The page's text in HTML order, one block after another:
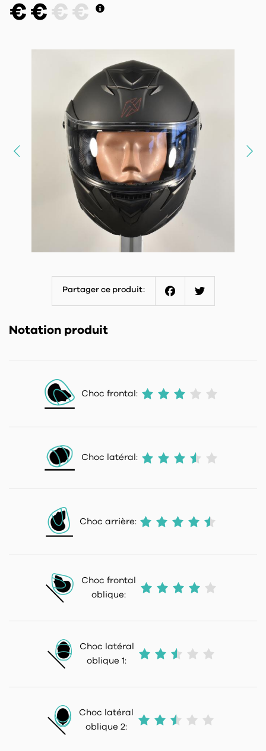
€ € € €
Partager ce produit:
Notation produit
Choc frontal:
Choc latéral:
Choc arrière:
Choc frontal
oblique:
Choc latéral
oblique 1:
Choc latéral
oblique 2: